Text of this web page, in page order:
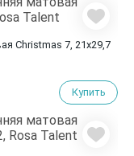
Christmas 7, 21х29,7
Купить